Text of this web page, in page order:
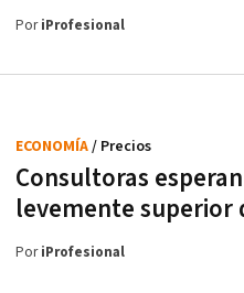
PoriProfesional
Consultoras
levemente superior
ECONOMÍA/ Precios
PoriProfesional